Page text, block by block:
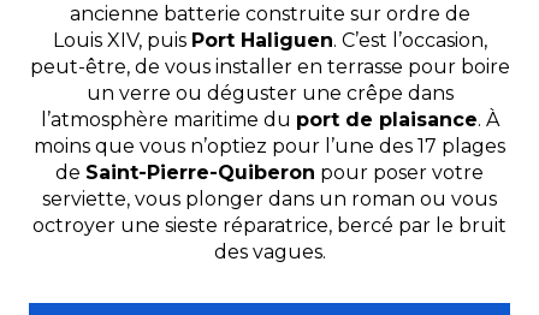
ancienne batterie construite sur ordre de
Louis XIV, puis Port Haliguen. C’est l’occasion,
peut-être, de vous installer en terrasse pour boire
un verre ou déguster une crêpe dans
l’atmosphère maritime du port de plaisance. À
moins que vous n’optiez pour l’une des 17 plages
de Saint-Pierre-Quiberon pour poser votre
serviette, vous plonger dans un roman ou vous
octroyer une sieste réparatrice, bercé par le bruit
des vagues.